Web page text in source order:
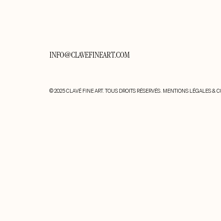
INFO@CLAVEFINEART.COM
© 2025 CLAVÉ FINE ART. TOUS DROITS RÉSERVÉS. MENTIONS LÉGALES &